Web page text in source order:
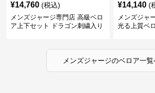
¥14,760 (税込)
メンズジャージ専門店 高級ベロ
ア上下セット ドラゴン刺繍入り
¥14,140 (
メンズジャ
光る上質ベ
メンズジャージのベロア一覧